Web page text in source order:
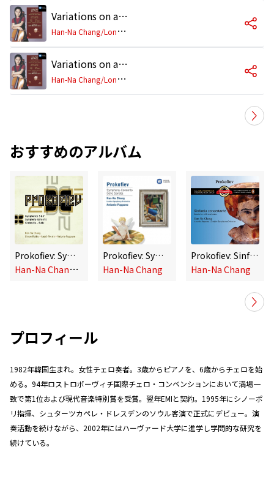
Variations on a Rococo Theme for Cello and Orchestra, Op. 33: Introduction. Moderato quasi andante - Theme. Moderato semplice
H
an-Na Chang/London Symphony Orchestra/Mstislav Rostropovich
Variations on a Rococo Theme for Cello and Orchestra, Op. 33: Variation I. Tempo del tema
H
an-Na Chang/London Symphony Orchestra/Mstislav Rostropovich
おすすめのアルバム
Prokofiev: Symphonies Nos. 5 & 7, Sinfonia Concertante, Cinderella Suite
H
an-Na Chang, Sir Simon Rattle, Antonio Pappano & André Previn
Prokofiev: Symphony-Concerto - Cello Sonata
Han-Na Chang
Prokofiev: Sinfonia concertante
Han-Na Chang
プロフィール
1982年韓国生まれ。女性チェロ奏者。3歳からピアノを、6歳からチェロを始
める。94年ロストロポーヴィチ国際チェロ・コンベンションにおいて満場一
致で第1位および現代音楽特別賞を受賞。翌年EMIと契約。1995年にシノーポ
リ指揮、シュターツカペレ・ドレスデンのソウル客演で正式にデビュー。演
奏活動を続けながら、2002年にはハーヴァード大学に進学し学問的な研究を
続けている。